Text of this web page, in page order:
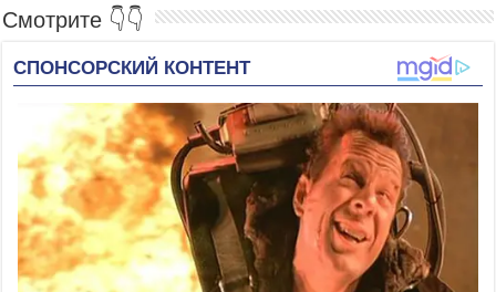
Смотрите 👇👇